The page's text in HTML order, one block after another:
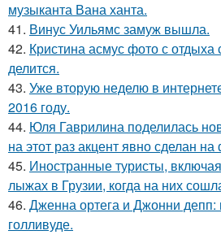
музыканта Вана ханта.
41. Винус Уильямс замуж вышла.
42. Кристина асмус фото с
делится.
43. Уже вторую неделю в
2016 году.
44. Юля Гаврилина поделилась
на этот раз акцент явно сделан
45. Иностранные туристы,
лыжах в Грузии, когда на них
46. Дженна ортега и Джонни депп:
голливуде.